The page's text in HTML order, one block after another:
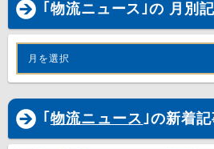
｢物流ニュース｣の 月別
月を選択
｢ 物流ニュース｣の新着記